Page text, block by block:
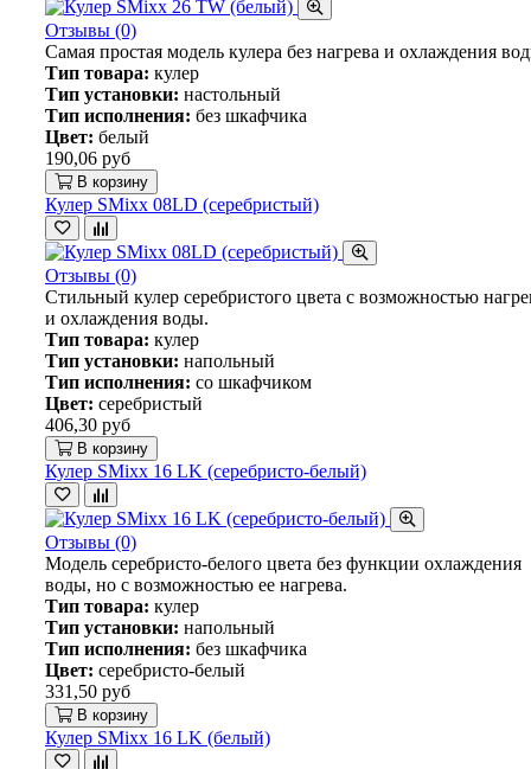
Отзывы (0)
Самая простая модель кулера без нагрева и охлаждения
Тип товара: кулер
Тип установки: настольный
Тип исполнения: без шкафчика
Цвет: белый
190,06 руб
В корзину
Кулер SMixx 08LD (серебристый)
Отзывы (0)
Стильный кулер серебристого цвета с возможностью
и охлаждения воды.
Тип товара: кулер
Тип установки: напольный
Тип исполнения: со шкафчиком
Цвет: серебристый
406,30 руб
В корзину
Кулер SMixx 16 LK (серебристо-белый)
Отзывы (0)
Модель серебристо-белого цвета без функции охлаждения
воды, но с возможностью ее нагрева.
Тип товара: кулер
Тип установки: напольный
Тип исполнения: без шкафчика
Цвет: серебристо-белый
331,50 руб
В корзину
Кулер SMixx 16 LK (белый)